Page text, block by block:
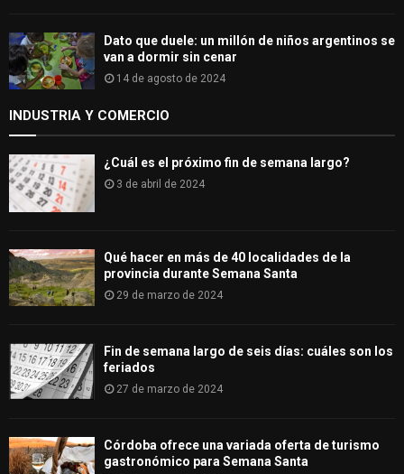
Dato que duele: un millón de niños argentinos se
van a dormir sin cenar
14 de agosto de 2024
INDUSTRIA Y COMERCIO
¿Cuál es el próximo fin de semana largo?
3 de abril de 2024
Qué hacer en más de 40 localidades de la
provincia durante Semana Santa
29 de marzo de 2024
Fin de semana largo de seis días: cuáles son los
feriados
27 de marzo de 2024
Córdoba ofrece una variada oferta de turismo
gastronómico para Semana Santa